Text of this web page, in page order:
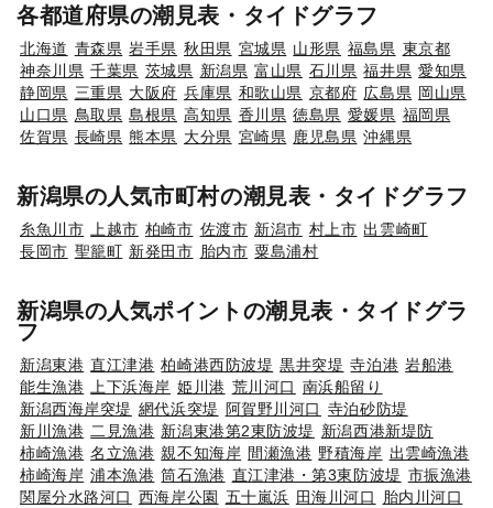
各都道府県の潮見表・タイドグラフ
北海道 青森県 岩手県 秋田県 宮城県 山形県 福島県 東京都
神奈川県 千葉県 茨城県 新潟県 富山県 石川県 福井県 愛知県
静岡県 三重県 大阪府 兵庫県 和歌山県 京都府 広島県 岡山県
山口県 鳥取県 島根県 高知県 香川県 徳島県 愛媛県 福岡県
佐賀県 長崎県 熊本県 大分県 宮崎県 鹿児島県 沖縄県
新潟県の人気市町村の潮見表・タイドグラフ
糸魚川市 上越市 柏崎市 佐渡市 新潟市 村上市 出雲崎町
長岡市 聖籠町 新発田市 胎内市 粟島浦村
新潟県の人気ポイントの潮見表・タイドグラ
フ
新潟東港 直江津港 柏崎港西防波堤 黒井突堤 寺泊港 岩船港
能生漁港
上下浜海岸 姫川港 荒川河口 南浜船留り
新潟西海岸突堤 網代浜突堤 阿賀野川河口 寺泊砂防堤
新川漁港 二見漁港 新潟東港第2東防波堤 新潟西港新堤防
柿崎漁港 名立漁港 親不知海岸 間瀬漁港 野積海岸 出雲崎漁港
柿崎海岸 浦本漁港 筒石漁港 直江津港・第3東防波堤 市振漁港
関屋分水路河口 西海岸公園 五十嵐浜 田海川河口
胎内川河口